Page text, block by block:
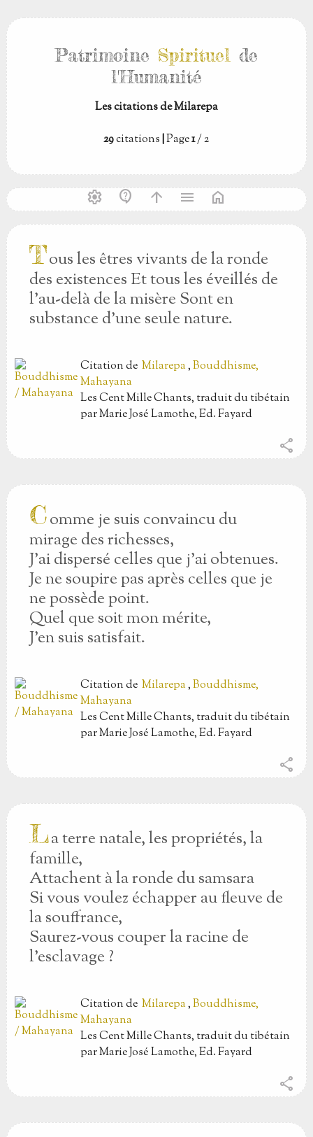
Patrimoine Spirituel de
l'Humanité
Les citations de Milarepa
29citations|Page1/ 2
settings contact_support arrow_upward menu home
Tous les êtres vivants de la ronde
des existences Et tous les éveillés de
l’au-delà de la misère Sont en
substance d’une seule nature.
Citationde Milarepa,Bouddhisme,
Mahayana
Les Cent Mille Chants, traduit du tibétain
par Marie José Lamothe, Ed. Fayard
share
Comme je suis convaincu du
mirage des richesses,
J’ai dispersé celles que j’ai obtenues.
Je ne soupire pas après celles que je
ne possède point.
Quel que soit mon mérite,
J’en suis satisfait.
Citationde Milarepa,Bouddhisme,
Mahayana
Les Cent Mille Chants, traduit du tibétain
par Marie José Lamothe, Ed. Fayard
share
La terre natale, les propriétés, la
famille,
Attachent à la ronde du samsara
Si vous voulez échapper au fleuve de
la souffrance,
Saurez-vous couper la racine de
l’esclavage ?
Citationde Milarepa,Bouddhisme,
Mahayana
Les Cent Mille Chants, traduit du tibétain
par Marie José Lamothe, Ed. Fayard
share